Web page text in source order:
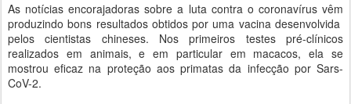
As notícias encorajadoras sobre a luta contra o coronavírus vêm
produzindo bons resultados obtidos por uma vacina desenvolvida
pelos cientistas chineses. Nos primeiros testes pré-clínicos
realizados em animais, e em particular em macacos, ela se
mostrou eficaz na proteção aos primatas da infecção por Sars-
CoV-2.